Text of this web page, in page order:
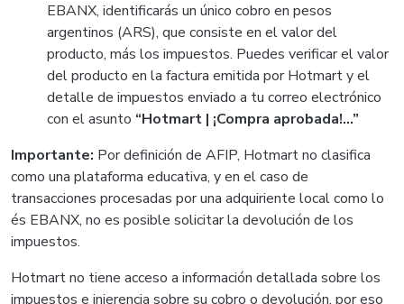
EBANX, identificarás un único cobro en pesos
argentinos (ARS), que consiste en el valor del
producto, más los impuestos. Puedes verificar el valor
del producto en la factura emitida por Hotmart y el
detalle de impuestos enviado a tu correo electrónico
con el asunto “Hotmart | ¡Compra aprobada!...”
Importante: Por definición de AFIP, Hotmart no clasifica
como una plataforma educativa, y en el caso de
transacciones procesadas por una adquiriente local como lo
és EBANX, no es posible solicitar la devolución de los
impuestos.
Hotmart no tiene acceso a información detallada sobre los
impuestos e injerencia sobre su cobro o devolución, por eso